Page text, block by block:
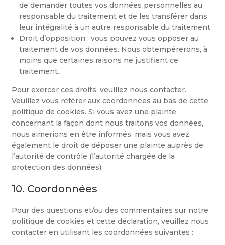
de demander toutes vos données personnelles au
responsable du traitement et de les transférer dans
leur intégralité à un autre responsable du traitement.
Droit d’opposition : vous pouvez vous opposer au
traitement de vos données. Nous obtempérerons, à
moins que certaines raisons ne justifient ce
traitement.
Pour exercer ces droits, veuillez nous contacter.
Veuillez vous référer aux coordonnées au bas de cette
politique de cookies. Si vous avez une plainte
concernant la façon dont nous traitons vos données,
nous aimerions en être informés, mais vous avez
également le droit de déposer une plainte auprès de
l’autorité de contrôle (l’autorité chargée de la
protection des données).
10. Coordonnées
Pour des questions et/ou des commentaires sur notre
politique de cookies et cette déclaration, veuillez nous
contacter en utilisant les coordonnées suivantes :